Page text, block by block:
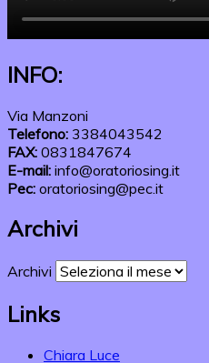
INFO:
Via Manzoni
Telefono: 3384043542
FAX: 0831847674
E-mail: info@oratoriosing.it
Pec: oratoriosing@pec.it
Archivi
Archivi
Links
Chiara Luce